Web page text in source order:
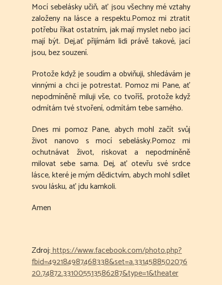
Mocí sebelásky učiň, ať jsou všechny mé vztahy
založeny na lásce a respektu.Pomoz mi ztratit
potřebu říkat ostatním, jak mají myslet nebo jací
mají být. Dej,ať přijímám lidi právě takové, jací
jsou, bez souzení.
Protože když je soudím a obviňuji, shledávám je
vinnými a chci je potrestat. Pomoz mi Pane, ať
nepodmíněně miluji vše, co tvoříš, protože když
odmítám tvé stvoření, odmítám tebe samého.
Dnes mi pomoz Pane, abych mohl začít svůj
život nanovo s mocí sebelásky.Pomoz mi
ochutnávat život, riskovat a nepodmíněně
milovat sebe sama. Dej, ať otevřu své srdce
lásce, které je mým dědictvím, abych mohl sdílet
svou lásku, ať jdu kamkoli.
Amen
Zdroj:https://www.facebook.com/photo.php?
fbid=492184987468338&set=a.3314588502076
20.74872.331005513586287&type=1&theater